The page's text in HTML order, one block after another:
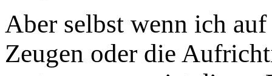
Aber selbst wenn ich
Zeugen oder die